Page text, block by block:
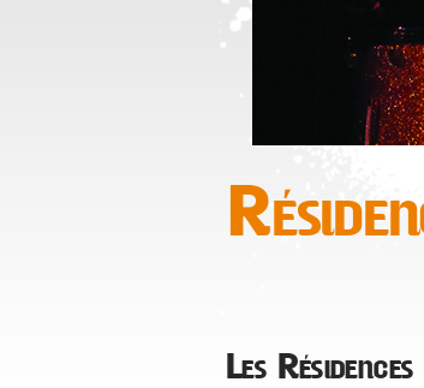
Les